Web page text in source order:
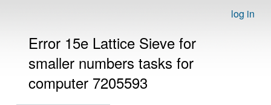
log in
Error 15e Lattice Sieve for
smaller numbers tasks for
computer 7205593